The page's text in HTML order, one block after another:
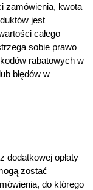
zamówienia, kwota
jest
całego
sobie prawo
rabatowych w
błędów w
dodatkowej opłaty
zostać
do którego